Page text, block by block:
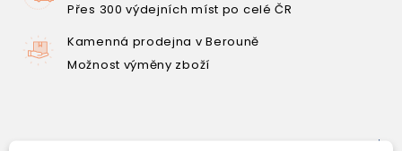
Přes 300 výdejních míst po celé ČR
Kamenná prodejna v Berouně
Možnost výměny zboží